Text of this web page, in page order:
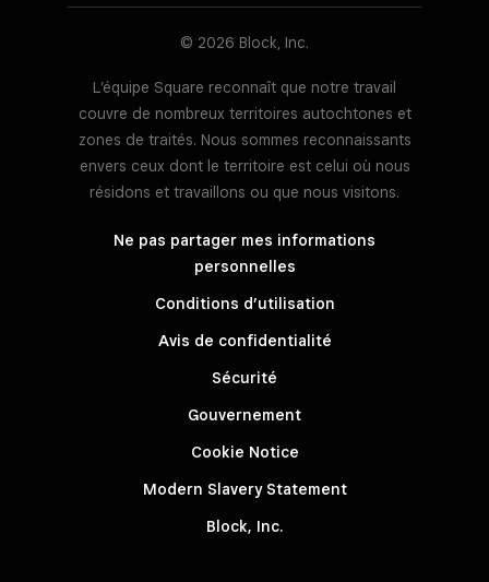
© 2026 Block, Inc.
L’équipe Square reconnaît que notre travail
couvre de nombreux territoires autochtones et
zones de traités. Nous sommes reconnaissants
envers ceux dont le territoire est celui où nous
résidons et travaillons ou que nous visitons.
Ne pas partager mes informations
personnelles
Conditions d’utilisation
Avis de confidentialité
Sécurité
Gouvernement
Cookie Notice
Modern Slavery Statement
Block, Inc.